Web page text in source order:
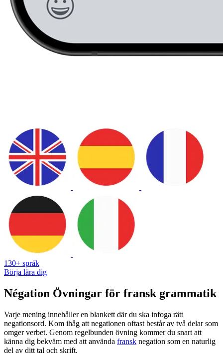
130+ språk
Börja lära dig
Négation Övningar för fransk grammatik
Varje mening innehåller en blankett där du ska infoga rätt
negationsord. Kom ihåg att negationen oftast består av två delar som
omger verbet. Genom regelbunden övning kommer du snart att
känna dig bekväm med att använda fransk negation som en naturlig
del av ditt tal och skrift.